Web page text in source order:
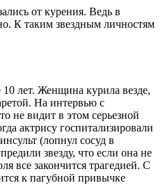
от курения. Ведь в
К таким звездным личностям
лет. Женщина курила везде,
На интервью с
не видит в этом серьезной
актрису госпитализировали
(лопнул сосуд в
звезду, что если она не
все закончится трагедией. С
к пагубной привычке